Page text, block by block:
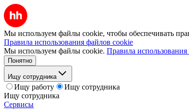
Мы используем файлы cookie, чтобы обеспечивать
Правила использования файлов cookie
Мы используем файлы cookie. Правила
Понятно
Ищу сотрудника
Ищу работу
Ищу сотрудника
Ищу сотрудника
Сервисы